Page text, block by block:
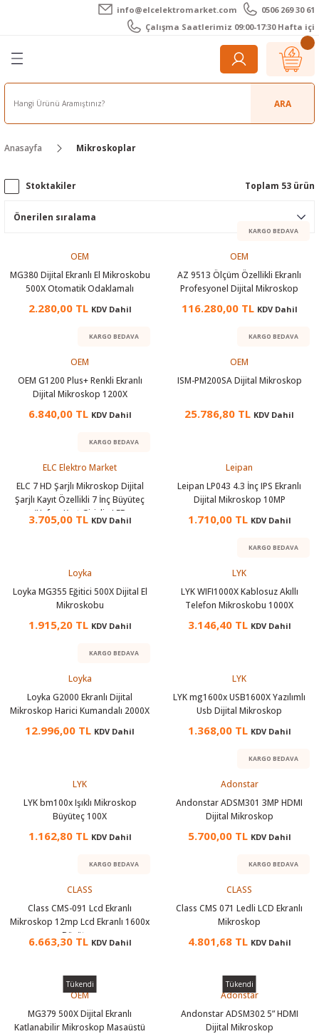
info@elcelektromarket.com
0506 269 30 61
Çalışma Saatlerimiz 09:00-17:30 Hafta içi
Geri Dön
Geri Dön
ve Kablo Bulucular
Geri Dön
Geri Dön
Cihazları
Geri Dön
Teli - Pasta
Geri Dön
Aksesuarlar
ARA
Anasayfa Mikroskoplar
Stoktakiler Toplam 53 ürün
OEM
MG380 Dijital Ekranlı El Mikroskobu
500X Otomatik Odaklamalı
2.280,00 TL KDV Dahil
KARGO BEDAVA
OEM
AZ 9513 Ölçüm Özellikli Ekranlı
Profesyonel Dijital Mikroskop
116.280,00 TL KDV Dahil
KARGO BEDAVA
OEM
OEM G1200 Plus+ Renkli Ekranlı
Dijital Mikroskop 1200X
6.840,00 TL KDV Dahil
KARGO BEDAVA
OEM
ISM-PM200SA Dijital Mikroskop
25.786,80 TL KDV Dahil
KARGO BEDAVA
ELC Elektro Market
ELC 7 HD Şarjlı Mikroskop Dijital
Şarjlı Kayıt Özellikli 7 İnç Büyüteç
(Hafıza Kart Girişli - LED
Aydınlatma)
3.705,00 TL KDV Dahil
Leipan
Leipan LP043 4.3 İnç IPS Ekranlı
Dijital Mikroskop 10MP
1.710,00 TL KDV Dahil
Loyka
Loyka MG355 Eğitici 500X Dijital El
Mikroskobu
1.915,20 TL KDV Dahil
KARGO BEDAVA
LYK
LYK WIFI1000X Kablosuz Akıllı
Telefon Mikroskobu 1000X
3.146,40 TL KDV Dahil
KARGO BEDAVA
Loyka
Loyka G2000 Ekranlı Dijital
Mikroskop Harici Kumandalı 2000X
12.996,00 TL KDV Dahil
LYK
LYK mg1600x USB1600X Yazılımlı
Usb Dijital Mikroskop
1.368,00 TL KDV Dahil
LYK
LYK bm100x Işıklı Mikroskop
Büyüteç 100X
1.162,80 TL KDV Dahil
KARGO BEDAVA
Adonstar
Andonstar ADSM301 3MP HDMI
Dijital Mikroskop
5.700,00 TL KDV Dahil
KARGO BEDAVA
CLASS
Class CMS-091 Lcd Ekranlı
Mikroskop 12mp Lcd Ekranlı 1600x
Büyütme
6.663,30 TL KDV Dahil
KARGO BEDAVA
CLASS
Class CMS 071 Ledli LCD Ekranlı
Mikroskop
4.801,68 TL KDV Dahil
Tükendi
OEM
MG379 500X Dijital Ekranlı
Katlanabilir Mikroskop Masaüstü
Tükendi
Adonstar
Andonstar ADSM302 5” HDMI
Dijital Mikroskop